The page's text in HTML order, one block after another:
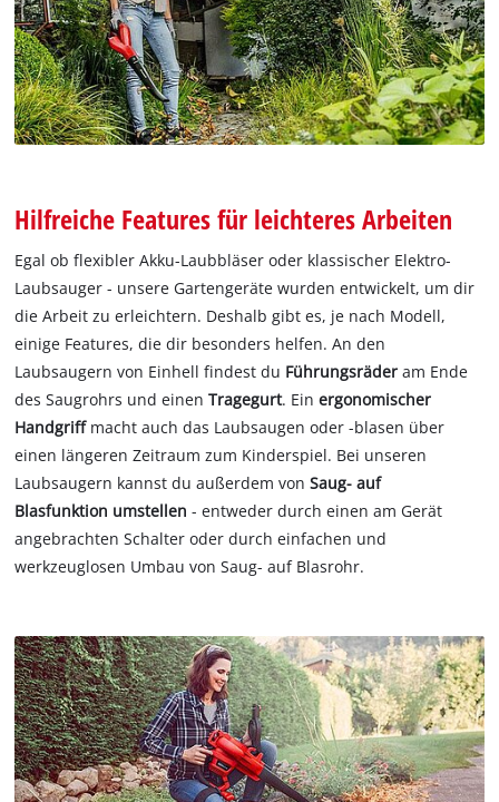
Hilfreiche Features für leichteres Arbeiten
Egal ob flexibler Akku-Laubbläser oder klassischer Elektro-
Laubsauger - unsere Gartengeräte wurden entwickelt, um dir
die Arbeit zu erleichtern. Deshalb gibt es, je nach Modell,
einige Features, die dir besonders helfen. An den
Laubsaugern von Einhell findest du Führungsräderam Ende
des Saugrohrs und einenTragegurt. Einergonomischer
Handgriff macht auch das Laubsaugen oder -blasen über
einen längeren Zeitraum zum Kinderspiel. Bei unseren
Laubsaugern kannst du außerdem vonSaug- auf
Blasfunktion umstellen- entweder durch einen am Gerät
angebrachten Schalter oder durch einfachen und
werkzeuglosen Umbau von Saug- auf Blasrohr.